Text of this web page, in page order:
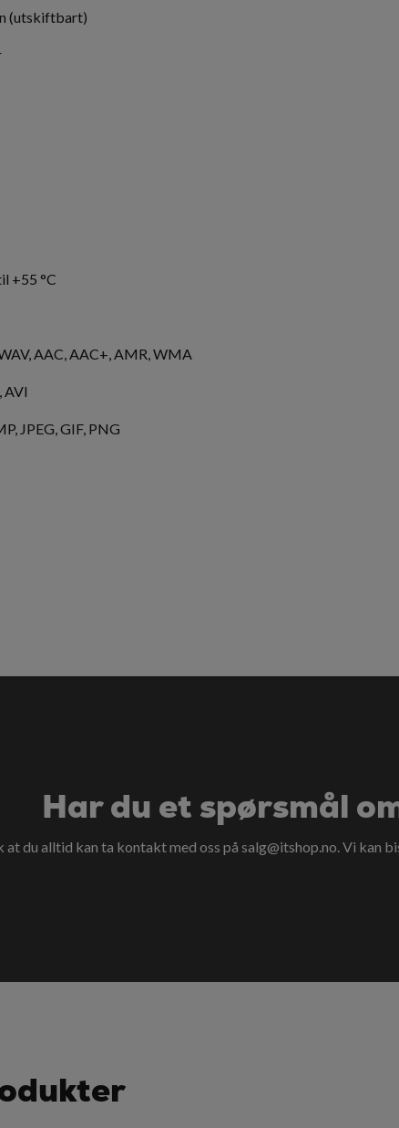
(utskiftbart)
+55 °C
AAC, AAC+, AMR, WMA
AVI
JPEG, GIF, PNG
Har du et spørsmål
at du alltid kan ta kontakt med oss på salg@itshop.no. Vi kan